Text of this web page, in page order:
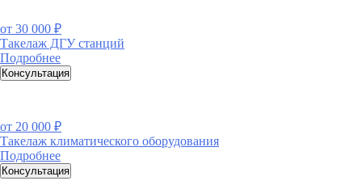
от 30 000 ₽
Такелаж ДГУ станций
Подробнее
Консультация
от 20 000 ₽
Такелаж климатического оборудования
Подробнее
Консультация